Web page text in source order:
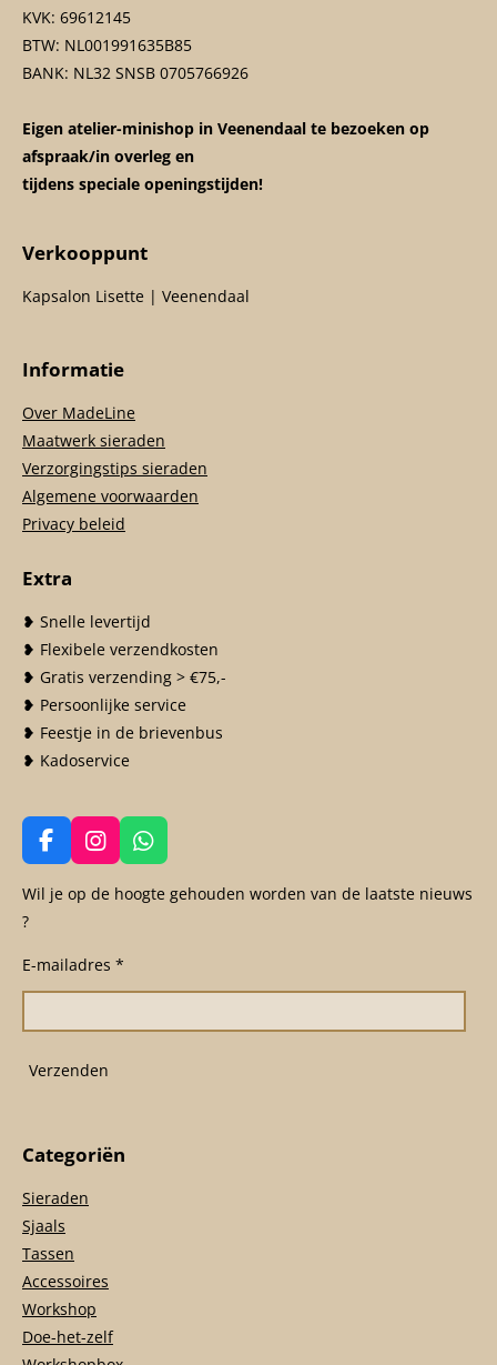
KVK: 69612145
BTW: NL001991635B85
BANK: NL32 SNSB 0705766926
Eigen atelier-minishop in Veenendaal te bezoeken op
afspraak/in overleg en
tijdens speciale openingstijden!
Verkooppunt
Kapsalon Lisette | Veenendaal
Informatie
Over MadeLine
Maatwerk sieraden
Verzorgingstips sieraden
Algemene voorwaarden
Privacy beleid
Extra
❥ Snelle levertijd
❥ Flexibele verzendkosten
❥ Gratis verzending > €75,-
❥ Persoonlijke service
❥ Feestje in de brievenbus
❥ Kadoservice
F
a
c
o
o
I
n
s
g
r
m
W
h
a
p
Wil je op de hoogte gehouden worden van de laatste nieuws
?
E-mailadres *
Verzenden
Categoriën
Sieraden
Sjaals
Tassen
Accessoires
Workshop
Doe-het-zelf